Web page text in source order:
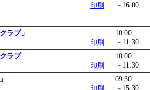
印刷
～16:00
ラブ」
印刷
10:00
～11:30
ラブ
印刷
10:00
～11:30
09:30
～15:30